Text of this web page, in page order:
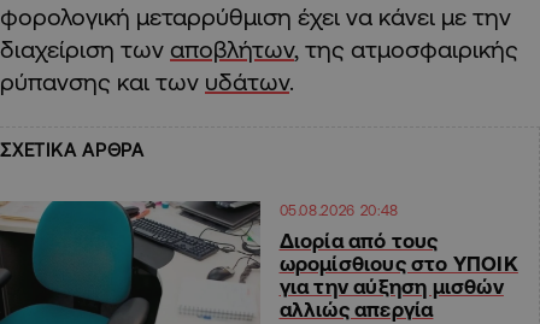
φορολογική μεταρρύθμιση έχει να κάνει με την
διαχείριση των αποβλήτων, της ατμοσφαιρικής
ρύπανσης και των υδάτων.
ΣΧΕΤΙΚΑ ΑΡΘΡΑ
05.08.2026 20:48
Διορία από τους
ωρομίσθιους στο ΥΠΟΙΚ
για την αύξηση μισθών
αλλιώς απεργία